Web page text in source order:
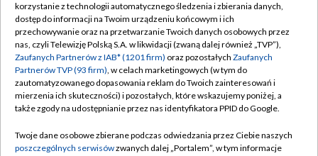
TVP
Abonament TVP
Emisja w TVP
Centrum informacji TVP
Naziemna Telewizja Cyfrowa
Rada Programowa
Regulamin TVP
Polityka prywatności
Moje zgody
Pomoc
Kontakt
korzystanie z technologii automatycznego śledzenia i zbierania danych,
dostęp do informacji na Twoim urządzeniu końcowym i ich
przechowywanie oraz na przetwarzanie Twoich danych osobowych przez
nas, czyli Telewizję Polską S.A. w likwidacji (zwaną dalej również „TVP”),
Zaufanych Partnerów z IAB* (1201 firm) oraz pozostałych Zaufanych
Partnerów TVP (93 firm), w celach marketingowych (w tym do
zautomatyzowanego dopasowania reklam do Twoich zainteresowań i
mierzenia ich skuteczności) i pozostałych, które wskazujemy poniżej, a
także zgody na udostępnianie przez nas identyfikatora PPID do Google.
Twoje dane osobowe zbierane podczas odwiedzania przez Ciebie naszych
poszczególnych serwisówzwanych dalej „Portalem”, w tym informacje